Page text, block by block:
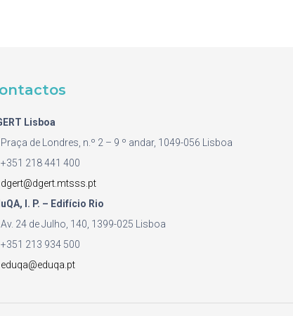
Lisboa
Praça de Londres, n.º 2 – 9 º andar, 1049-056 Lisboa
+351 218 441 400
dgert@dgert.mtsss.pt
I. P. – Edifício Rio
Av. 24 de Julho, 140, 1399-025 Lisboa
+351 213 934 500
eduqa@eduqa.pt